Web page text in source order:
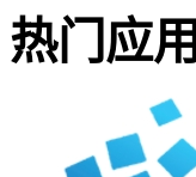
热门应用